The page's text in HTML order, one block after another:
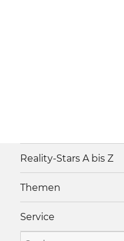
Reality-Stars A bis Z
Themen
Service